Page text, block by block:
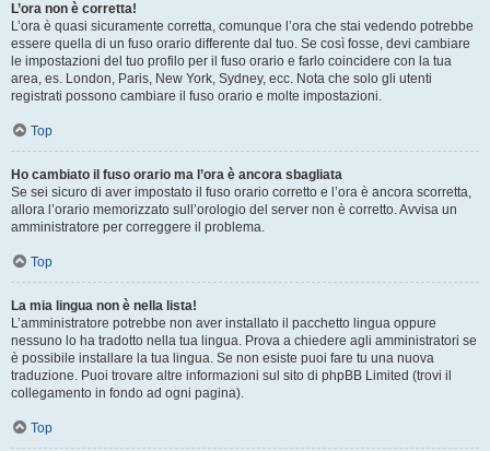
L’ora non è corretta!
L’ora è quasi sicuramente corretta, comunque l’ora che stai vedendo potrebbe
essere quella di un fuso orario differente dal tuo. Se così fosse, devi cambiare
le impostazioni del tuo profilo per il fuso orario e farlo coincidere con la tua
area, es. London, Paris, New York, Sydney, ecc. Nota che solo gli utenti
registrati possono cambiare il fuso orario e molte impostazioni.
Top
Ho cambiato il fuso orario ma l’ora è ancora sbagliata
Se sei sicuro di aver impostato il fuso orario corretto e l’ora è ancora scorretta,
allora l’orario memorizzato sull’orologio del server non è corretto. Avvisa un
amministratore per correggere il problema.
Top
La mia lingua non è nella lista!
L’amministratore potrebbe non aver installato il pacchetto lingua oppure
nessuno lo ha tradotto nella tua lingua. Prova a chiedere agli amministratori se
è possibile installare la tua lingua. Se non esiste puoi fare tu una nuova
traduzione. Puoi trovare altre informazioni sul sito di phpBB Limited (trovi il
collegamento in fondo ad ogni pagina).
Top